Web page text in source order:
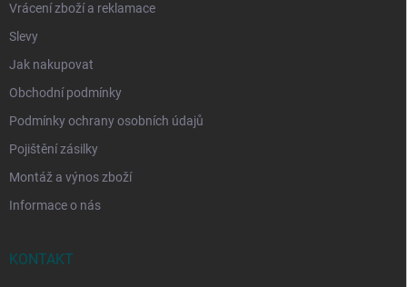
Vrácení zboží a reklamace
Slevy
Jak nakupovat
Obchodní podmínky
Podmínky ochrany osobních údajů
Pojištění zásilky
Montáž a výnos zboží
Informace o nás
KONTAKT